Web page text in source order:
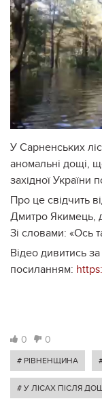
У Сарненських
аномальні дощі,
західної України
Про це свідчить
Дмитро Якимець,
Зі словами: «Ось
Відео дивитись за
посиланням:
0 0
# РІВНЕНЩИНА
# У ЛІСАХ ПІСЛЯ